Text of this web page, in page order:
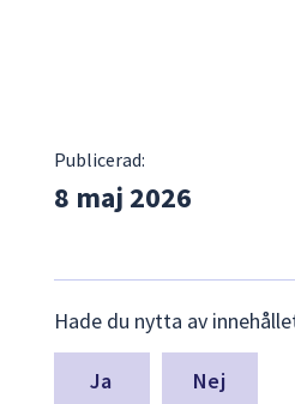
Publicerad:
8 maj 2026
synpunkter
för
denna
Hade du nytta av
Nej